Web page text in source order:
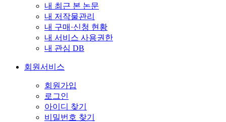
내 최근 본 논문
내 저작물관리
내 구매·신청 현황
내 서비스 사용권한
내 관심 DB
회원서비스
회원가입
로그인
아이디 찾기
비밀번호 찾기